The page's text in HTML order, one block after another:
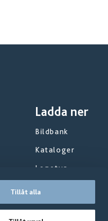
Tillåt alla
Ladda ner
Bildbank
Kataloger
Logotyp